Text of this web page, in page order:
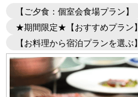
【ご夕食：個室会食場プラン】
★期間限定★【おすすめプラン】
【お料理から宿泊プランを選ぶ】